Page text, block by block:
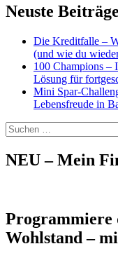
Neuste Beiträge
Die Kreditfalle –
(und wie du
100 Champions –
Lösung für
Mini Spar-
Lebensfreude in
Suchen
nach:
NEU – Mein
Programmiere
Wohlstand –